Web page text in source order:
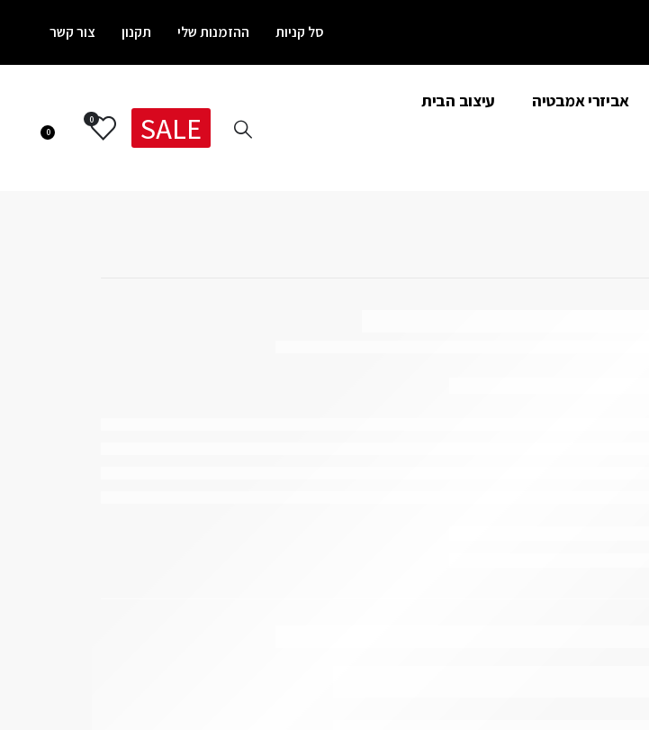
סל קניות ההזמנות שלי תקנון צור קשר
אביזרי אמבטיה עיצוב הבית
SALE
0
0